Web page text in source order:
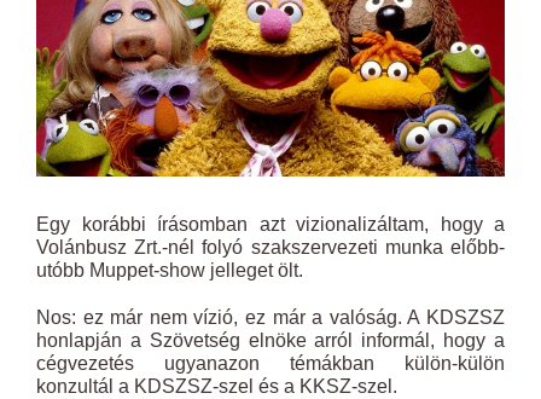
Egy korábbi írásomban azt vizionalizáltam, hogy a
Volánbusz Zrt.-nél folyó szakszervezeti munka előbb-
utóbb Muppet-show jelleget ölt.
Nos: ez már nem vízió, ez már a valóság. A KDSZSZ
honlapján a Szövetség elnöke arról informál, hogy a
cégvezetés ugyanazon témákban külön-külön
konzultál a KDSZSZ-szel és a KKSZ-szel.